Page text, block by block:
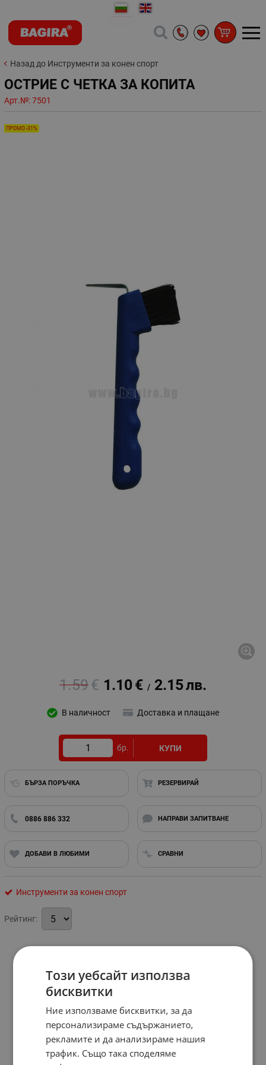
Назад до Инструменти за конен спорт
ОСТРИЕ С ЧЕТКА ЗА КОПИТА
Арт.№:7501
ПРОМО -31%
1.59€ 1.10 € / 2.15лв.
В наличност Доставка и плащане
бр. КУПИ
БЪРЗА ПОРЪЧКА РЕЗЕРВИРАЙ
0886 886 332 НАПРАВИ ЗАПИТВАНЕ
ДОБАВИ В ЛЮБИМИ СРАВНИ
Инструменти за конен спорт
Рейтинг:
Този уебсайт използва
бисквитки
Ние използваме бисквитки, за да
персонализираме съдържанието,
рекламите и да анализираме нашия
трафик. Също така споделяме